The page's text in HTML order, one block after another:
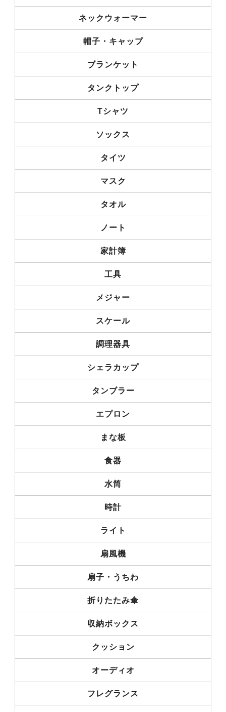
ネックウォーマー
帽子・キャップ
ブランケット
タンクトップ
Tシャツ
ソックス
タイツ
マスク
タオル
ノート
家計簿
工具
メジャー
スケール
調理器具
シェラカップ
タンブラー
エプロン
まな板
食器
水筒
時計
ライト
扇風機
扇子・うちわ
折りたたみ傘
収納ボックス
クッション
オーディオ
フレグランス